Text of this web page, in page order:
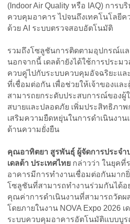
(Indoor Air Quality หรือ IAQ) การบ
ควบคุมอาคาร ไปจนถึงเทคโนโลยี
ด้วย AI ระบบตรวจสอบอัตโนมัติ
รวมถึงโซลูชันการติดตามอุปกรณ์แ
นอกจากนี้ เดลต้ายังได้ใช้การประม
ควบคู่ไปกับระบบควบคุมอัจฉริยะแล
ที่เชื่อมต่อกัน เพื่อช่วยให้เจ้าของแล
สามารถยกระดับประสบการณ์ของผู้
สบายและปลอดภัย เพิ่มประสิทธิภา
เสริมความยืดหยุ่นในการดำเนินงา
ด้านความยั่งยืน
คุณอาทิตยา สูรพันธุ์ ผู้จัดการประจำ
เดลต้า ประเทศไทย กล่าวว่า ในยุคที่
อาคารมีการทำงานเชื่อมต่อกันมาก
โซลูชันที่สามารถทำงานร่วมกันได้อ
คุณค่าการดำเนินงานที่สามารถวัดผ
โดยภายในงาน NOVA Expo 2026
ระบบควบคุมอาคารอัตโนมัติแบบบู